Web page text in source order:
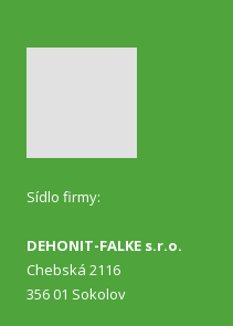
Sídlo firmy:
DEHONIT-FALKE s.r.o.
Chebská 2116
356 01 Sokolov